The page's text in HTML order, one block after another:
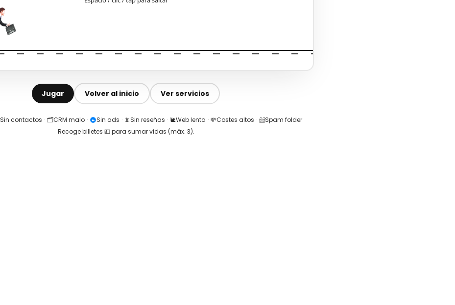
Jugar Volver al inicio Ver servicios
Sin contactos · 🗂️CRM malo · Sin ads · 📵Sin reseñas · 🐌Web lenta · 💸Costes altos · 📨Spam folder
Recoge billetes 💵 para sumar vidas (máx. 3).